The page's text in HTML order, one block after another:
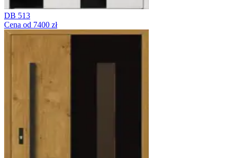
DB 513
Cena od 7400 zł